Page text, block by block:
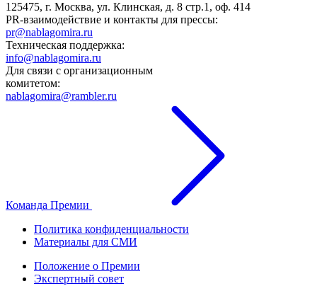
125475, г. Москва, ул. Клинская, д. 8 стр.1, оф. 414
PR-взаимодействие и контакты для прессы:
pr@nablagomira.ru
Техническая поддержка:
info@nablagomira.ru
Для связи с организационным
комитетом:
nablagomira@rambler.ru
Команда Премии
Политика конфиденциальности
Материалы для СМИ
Положение о Премии
Экспертный совет